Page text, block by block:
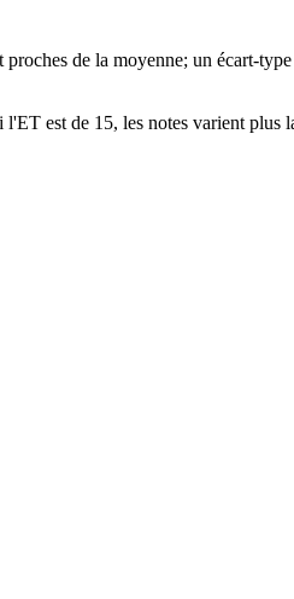
de la moyenne; un écart-
est de 15, les notes varient plus